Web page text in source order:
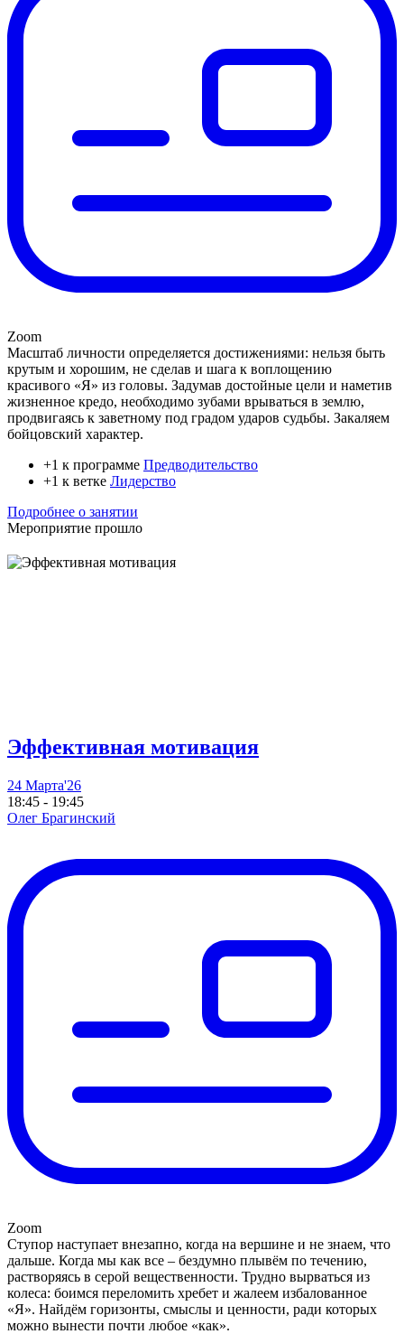
Zoom
Масштаб личности определяется достижениями: нельзя быть
крутым и хорошим, не сделав и шага к воплощению
красивого «Я» из головы. Задумав достойные цели и наметив
жизненное кредо, необходимо зубами врываться в землю,
продвигаясь к заветному под градом ударов судьбы. Закаляем
бойцовский характер.
+1 к программе Предводительство
+1 к ветке Лидерство
Подробнее о занятии
Мероприятие прошло
Эффективная мотивация
24 Марта'26
18:45 - 19:45
Олег Брагинский
Zoom
Ступор наступает внезапно, когда на вершине и не знаем, что
дальше. Когда мы как все – бездумно плывём по течению,
растворяясь в серой вещественности. Трудно вырваться из
колеса: боимся переломить хребет и жалеем избалованное
«Я». Найдём горизонты, смыслы и ценности, ради которых
можно вынести почти любое «как».